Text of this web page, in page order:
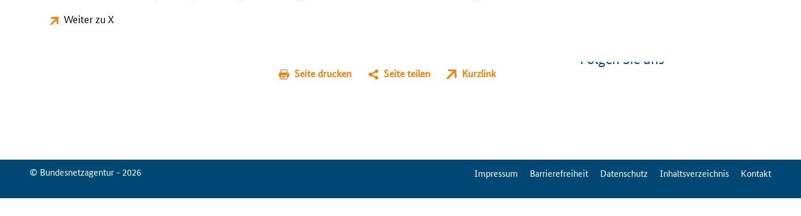
Weiter zu X
Seite drucken Seite teilen Kurzlink
Folgen Sie uns
© Bundesnetzagentur - 2026 ServiceMenuImpressum Barrierefreiheit Datenschutz Inhaltsverzeichnis Kontakt